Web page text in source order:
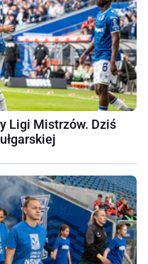
Ligi Mistrzów. Dziś